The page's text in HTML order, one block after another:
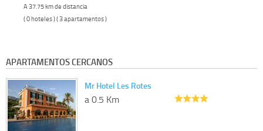
A 37.75 km de distancia
( 0 hoteles ) ( 3 apartamentos )
APARTAMENTOS CERCANOS
Mr Hotel Les Rotes
a 0.5 Km